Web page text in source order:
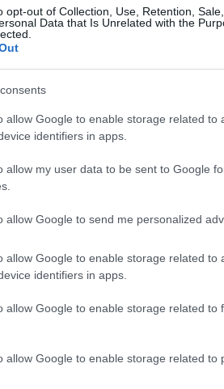
opt-out of Collection, Use, Retention,
Data that Is Unrelated with the
allow Google to enable storage related to
identifiers in apps.
allow my user data to be sent to Google
allow Google to send me personalized
allow Google to enable storage related to
identifiers in apps.
allow Google to enable storage related to
allow Google to enable storage related to
az élelmiszerpazarlás
szerkesztőségünk letöltötte
fiatalos dizájnú, csábító
formavilágnak